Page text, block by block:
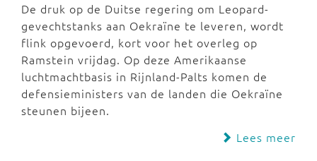
De druk op de Duitse regering om Leopard-
gevechtstanks aan Oekraïne te leveren, wordt
flink opgevoerd, kort voor het overleg op
Ramstein vrijdag. Op deze Amerikaanse
luchtmachtbasis in Rijnland-Palts komen de
defensieministers van de landen die Oekraïne
steunen bijeen.
Lees meer